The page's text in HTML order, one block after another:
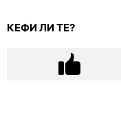
КЕФИ ЛИ ТЕ?